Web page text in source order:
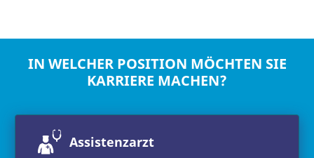
IN WELCHER POSITION MÖCHTEN SIE
KARRIERE MACHEN?
Assistenzarzt